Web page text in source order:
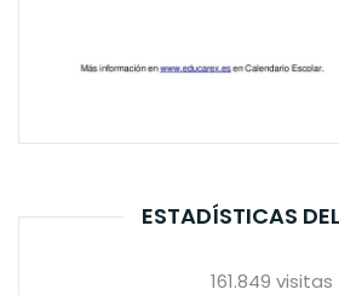
ESTADÍSTICAS
161.849 visitas